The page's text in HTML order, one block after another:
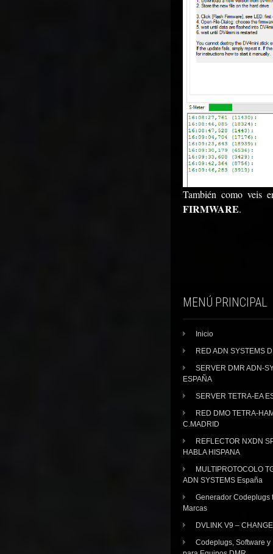
También como veis
FIRMWARE.
MENÚ PRINCIPAL
Inicio
RED ADN SYSTEMS
SERVER DMR ADN-
ESPAÑA
SERVER TETRA-EA
RED DMO TETRA-
C.MADRID
REFLECTOR NXDN
HABLA HISPANA
MULTIPROTOCOLO
ADN SYSTEMS España
Generador Codeplugs
Marcas
DVLINK V9 –
Codeplugs, Software y